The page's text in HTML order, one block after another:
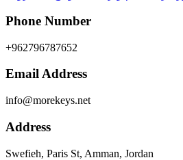
Phone Number
+962796787652
Email Address
info@morekeys.net
Address
Swefieh, Paris St, Amman, Jordan